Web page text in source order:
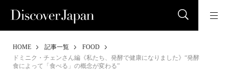
HOME 記事一覧
FOOD
ドミニク・チェンさん編《私たち、発酵で健康になりました》“発酵
食によって「食べる」の概念が変わる”